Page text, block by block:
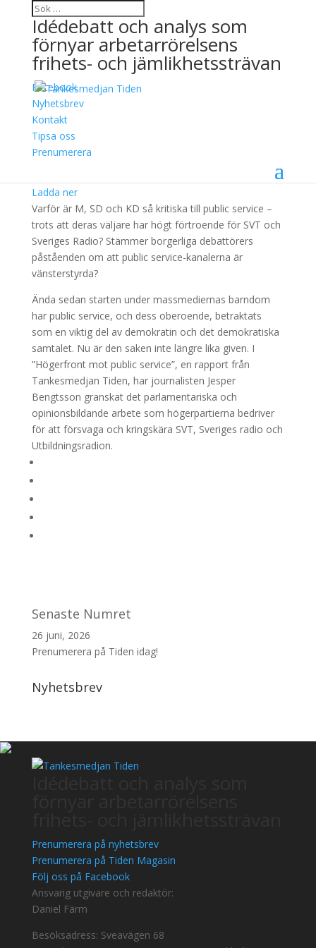
Idédebatt och analys som
förnyar arbetarrörelsens
frihets- och jämlikhetssträvan
Facebook
Nyhetsbrev
Kontakt
Tipsa oss
Prenumerera
Högerfront mot public
service
10 mars, 2021
Ladda ner
Varför är M, SD och KD så kritiska till public service –
trots att deras väljare har högt förtroende för SVT och
Sveriges Radio? Stämmer borgerliga debattörers
påståenden om att public service-kanalerna är
vänsterstyrda?
Ända sedan starten under massmediernas barndom
har public service, och dess oberoende, betraktats
som en viktig del av demokratin och det demokratiska
samtalet. Nu är den saken inte längre lika given. I
”Högerfront mot public service”, en rapport från
Tankesmedjan Tiden, har journalisten Jesper
Bengtsson granskat det parlamentariska och
opinionsbildande arbete som högerpartierna bedriver
för att försvaga och kringskära SVT, Sveriges radio och
Utbildningsradion.
Senaste Numret
26 juni, 2026
Prenumerera på Tiden idag!
Nyhetsbrev
Prenumerera på nyhetsbrev
Prenumerera på Tiden Magasin
Följ oss på Facebook
Ansvarig utgivare och redaktör:
Daniel Färm
Besöksadress: Sveavägen 68